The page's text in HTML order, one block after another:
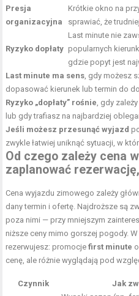
Presja
organizacyjna
Krótkie okno na
sprawiać, że
Ryzyko dopłaty
Last minute nie
popularnych
gdzie popyt jest
Last minute ma sens , gdy możesz
dopasować kierunek lub termin do
Ryzyko „dopłaty” rośnie , gdy
lub gdy trafiasz na najbardziej
Jeśli możesz przesunąć wyjazd
zwykle łatwiej uniknąć sytuacji, w
Od czego zależy cena
zaplanować
Cena wyjazdu zimowego zależy
dany termin i ofertę. Najdroższe są
poza nimi — przy mniejszym
niższe ceny mimo gorszej pogody.
rezerwujesz: promocjefirst minute
cenę, ale różnie wyglądają pod
Czynnik Jak